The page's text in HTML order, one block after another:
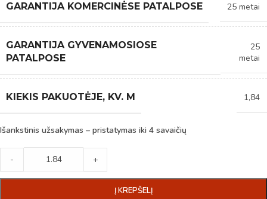
GARANTIJA KOMERCINĖSE PATALPOSE 25 metai
GARANTIJA GYVENAMOSIOSE
PATALPOSE
25
metai
KIEKIS PAKUOTĖJE, KV. M 1,84
Išankstinis užsakymas – pristatymas iki 4 savaičių
- +
Į KREPŠELĮ